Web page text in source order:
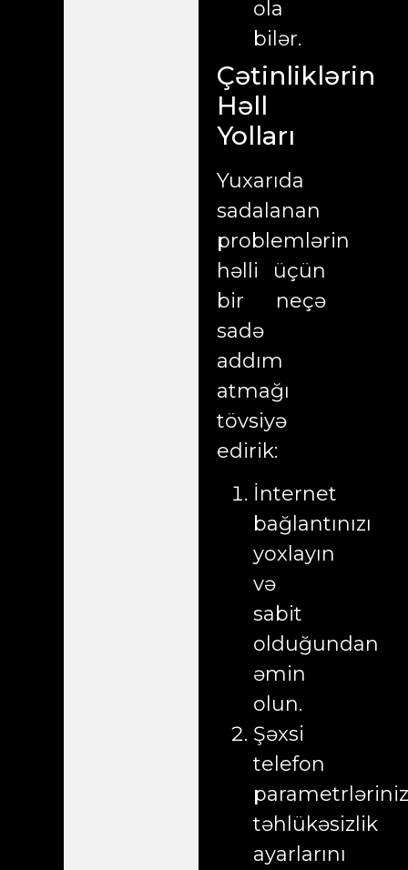
ola
bilər.
Çətinliklərin
Həll
Yolları
Yuxarıda
sadalanan
problemlərin
həlli üçün
bir neçə
sadə
addım
atmağı
tövsiyə
edirik:
İnternet
bağlantınızı
yoxlayın
və
sabit
olduğundan
əmin
olun.
Şəxsi
telefon
təhlükəsizlik
ayarlarını